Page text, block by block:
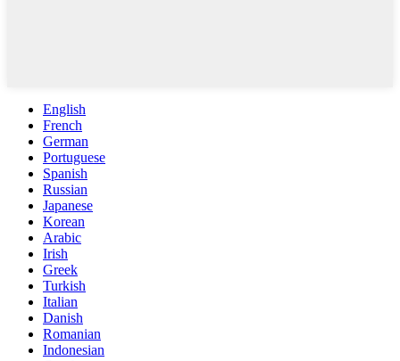
English
French
German
Portuguese
Spanish
Russian
Japanese
Korean
Arabic
Irish
Greek
Turkish
Italian
Danish
Romanian
Indonesian